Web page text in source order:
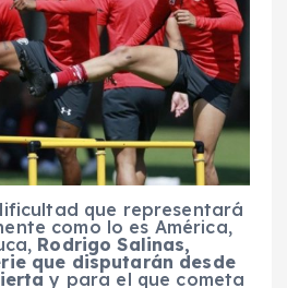
que representará
como lo es América,
Rodrigo Salinas,
que disputarán desde
y para el que cometa